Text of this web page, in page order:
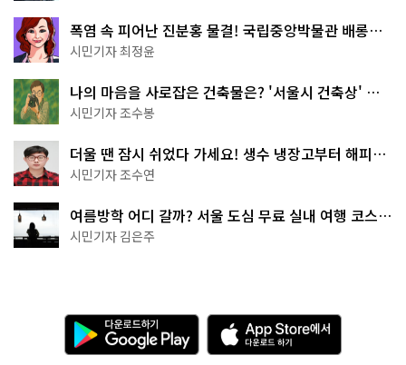
폭염 속 피어난 진분홍 물결! 국립중앙박물관 배롱나
무 명소
시민기자 최정윤
나의 마음을 사로잡은 건축물은? '서울시 건축상' 수
상작 공개!
시민기자 조수봉
더울 땐 잠시 쉬었다 가세요! 생수 냉장고부터 해피소
·무더위쉼터까지
시민기자 조수연
여름방학 어디 갈까? 서울 도심 무료 실내 여행 코스
추천
시민기자 김은주
다
운
로
A
p
p